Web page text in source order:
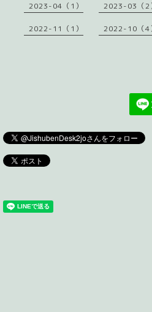
2023-04（1） 2023-03（2
2022-11（1） 2022-10（4